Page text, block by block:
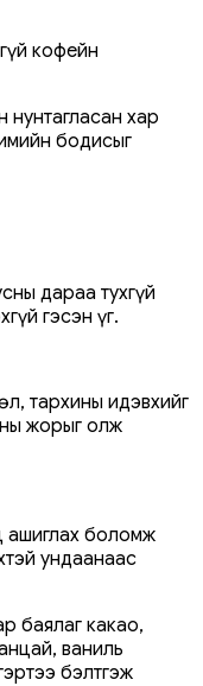
кофейн
нунтагласан хар
бодисыг
дараа тухгүй
гэсэн үг.
тархины идэвхийг
жорыг олж
ашиглах боломж
ундаанаас
баялаг какао,
ваниль
бэлтгэж